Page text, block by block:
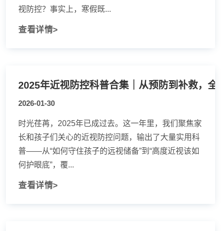
视防控？事实上，寒假既...
查看详情>
2026-01-30
时光荏苒，2025年已成过去。这一年里，我们聚焦家
长和孩子们关心的近视防控问题，输出了大量实用科
普——从“如何守住孩子的远视储备”到“高度近视该如
何护眼底”，覆...
查看详情>